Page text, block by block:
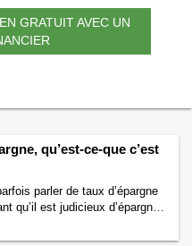
GRATUIT AVEC UN
qu’est-ce-que c’est
parler de taux d’épargne
qu’il est judicieux d’épargner.
Si vous vous posez la question